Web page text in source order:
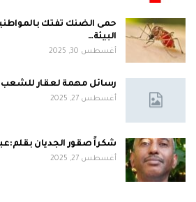
حمى الضنك تفتك
البيئة…
أغسطس 30, 2025
رسائل مهمة لعقار
أغسطس 27, 2025
شكراً صقور الجديان
أغسطس 27, 2025